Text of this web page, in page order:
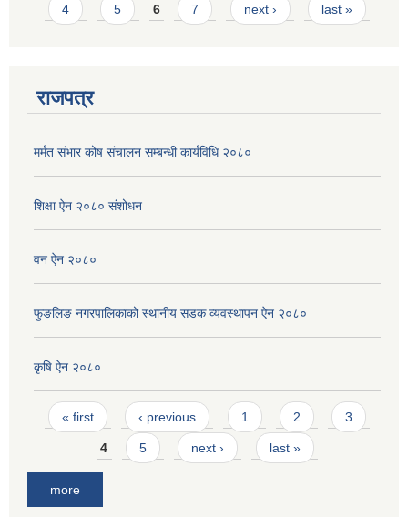
4 5 6 7 next › last »
राजपत्र
मर्मत संभार कोष संचालन सम्बन्धी कार्यविधि २०८०
शिक्षा ऐन २०८० संशोधन
वन ऐन २०८०
फुङलिङ नगरपालिकाको स्थानीय सडक व्यवस्थापन ऐन २०८०
कृषि ऐन २०८०
Pages
« first ‹ previous 1 2 3
4 5 next › last »
more